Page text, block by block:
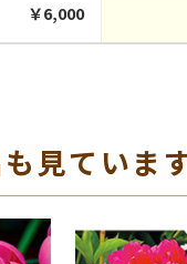
￥6,000
見ていま